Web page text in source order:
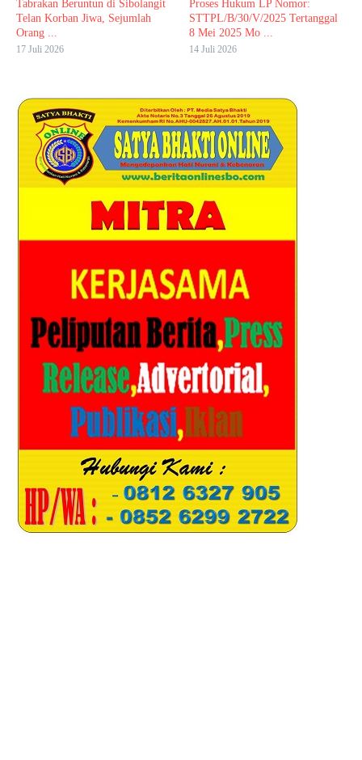
Tabrakan Beruntun di Sibolangit
Telan Korban Jiwa, Sejumlah
Orang ...
17 Juli 2026
Proses Hukum LP Nomor:
STTPL/B/30/V/2025 Tertanggal
8 Mei 2025 Mo ...
14 Juli 2026